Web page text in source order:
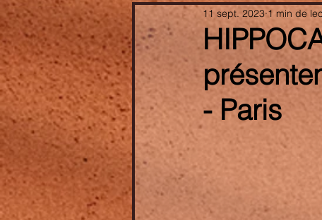
- Paris
11 sept. 2023 1 min de